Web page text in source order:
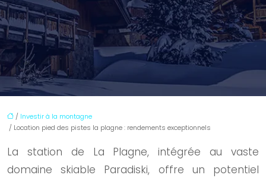
/ Investir à la montagne
/ Location pied des pistes la plagne : rendements exceptionnels
La station de La Plagne, intégrée au vaste
domaine skiable Paradiski, offre un potentiel